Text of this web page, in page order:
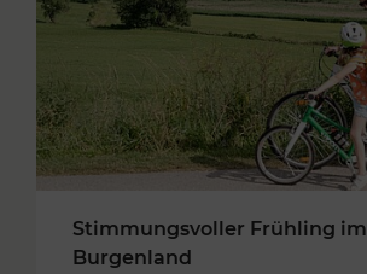
Stimmungsvoller Frühling im
Burgenland